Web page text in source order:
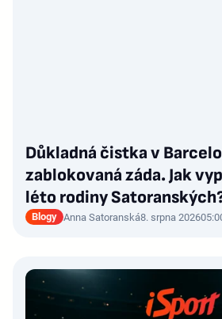
Důkladná čistka v
zablokovaná záda. Jak
léto rodiny
Blogy Anna Satoranská8. srpna 2026